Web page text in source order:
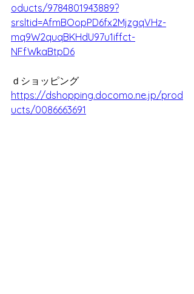
oducts/9784801943889?
srsltid=AfmBOopPD6fx2MjzgqVHz-
mq9W2quqBKHdU97u1iffct-
NFfWkaBtpD6
ｄショッピング
https://dshopping.docomo.ne.jp/prod
ucts/0086663691